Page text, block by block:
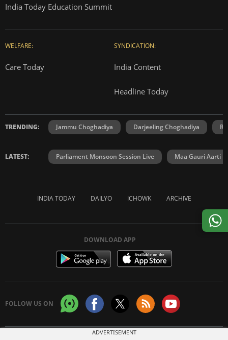
India Today Education Summit
WELFARE:
Care Today
SYNDICATION:
India Content
Headline Today
TRENDING: Jammu Choghadiya Darjeeling Choghadiya
LATEST: Parliament Monsoon Session Live Maa Gauri Aarti
INDIA TODAY DAILYO ICHOWK ARCHIVE
DOWNLOAD APP
FOLLOW US ON
ADVERTISEMENT